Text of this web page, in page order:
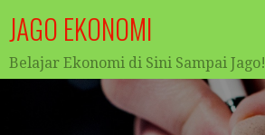
content
JAGO EKONOMI
Belajar Ekonomi di Sini Sampai Jago!